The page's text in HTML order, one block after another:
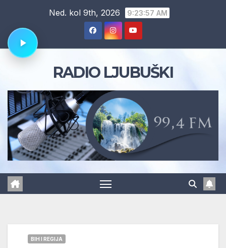
content
Ned. kol 9th, 2026 9:23:57 AM
RADIO LJUBUŠKI
BIH I REGIJA